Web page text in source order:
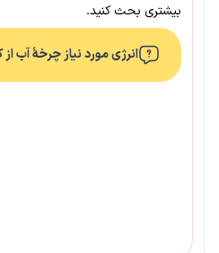
بیشتری بحث کنید.
انرژی مورد نیاز چرخهٔ آب